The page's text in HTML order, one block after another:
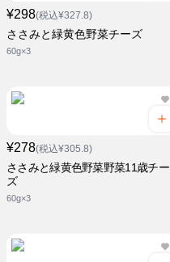
¥298(税込¥327.8)
ささみと緑黄色野菜チーズ
60g×3
¥278(税込¥305.8)
ささみと緑黄色野菜野菜11歳チー
ズ
60g×3